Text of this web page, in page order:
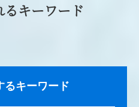
るキーワード
るキーワード